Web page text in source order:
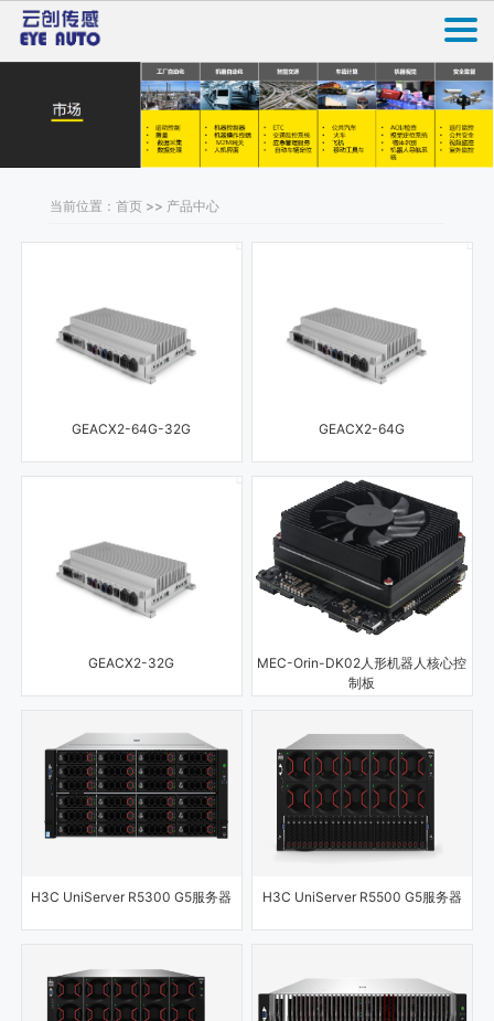
当前位置：首页 >> 产品中心
GEACX2-64G-32G GEACX2-64G
GEACX2-32G
MEC-Orin-DK02人形机器人核心控
制板
H3C UniServer R5300 G5服务器 H3C UniServer R5500 G5服务器